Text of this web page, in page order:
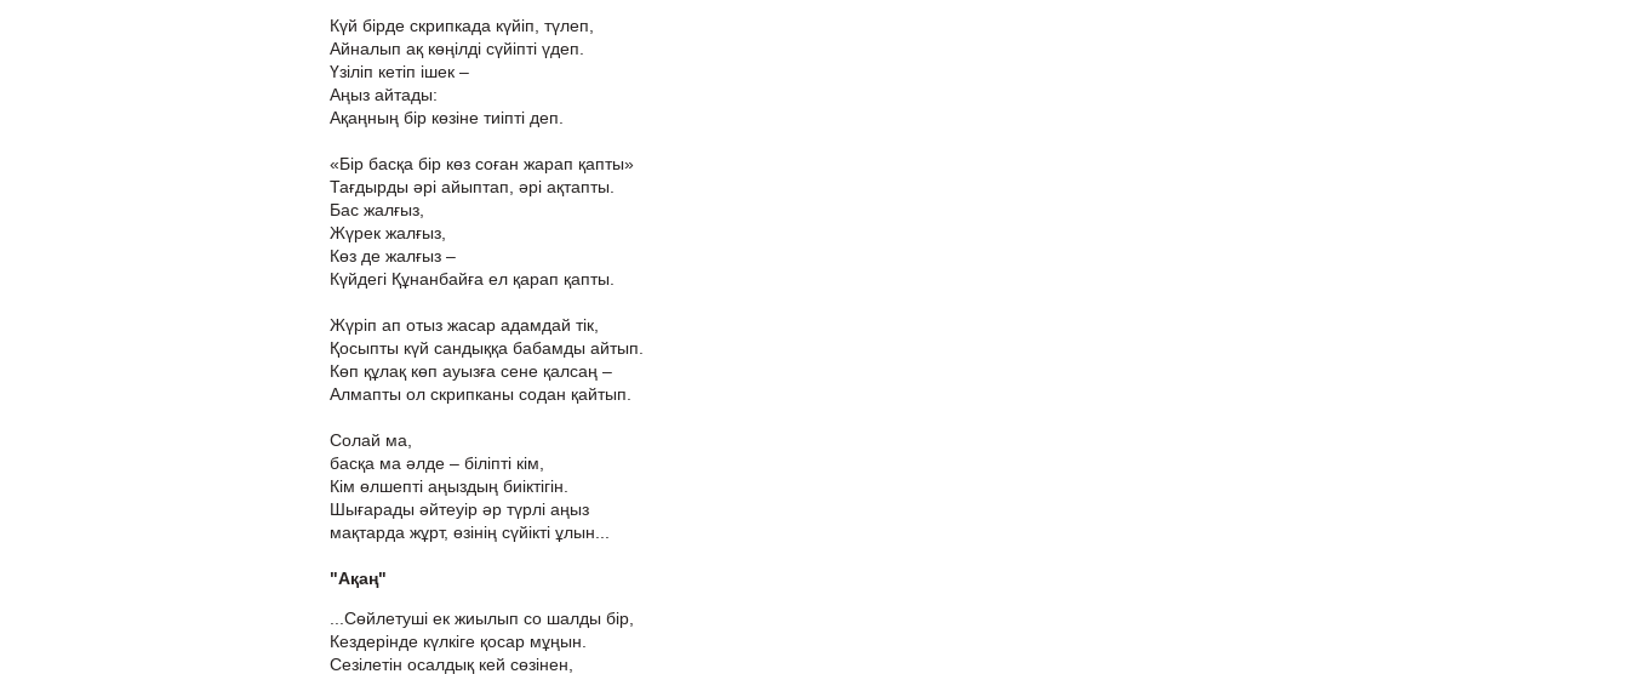
Күй бірде скрипкада күйіп, түлеп,
Айналып ақ көңілді сүйіпті үдеп.
Үзіліп кетіп ішек –
Аңыз айтады:
Ақаңның бір көзіне тиіпті деп.
«Бір басқа бір көз соған жарап қапты»
Тағдырды әрі айыптап, әрі ақтапты.
Бас жалғыз,
Жүрек жалғыз,
Көз де жалғыз –
Күйдегі Құнанбайға ел қарап қапты.
Жүріп ап отыз жасар адамдай тік,
Қосыпты күй сандыққа бабамды айтып.
Көп құлақ көп ауызға сене қалсаң –
Алмапты ол скрипканы содан қайтып.
Солай ма,
басқа ма әлде – біліпті кім,
Кім өлшепті аңыздың биіктігін.
Шығарады әйтеуір әр түрлі аңыз
мақтарда жұрт, өзінің сүйікті ұлын...
"Ақаң"
...Сөйлетуші ек жиылып со шалды бір,
Кездерінде күлкіге қосар мұңын.
Сезілетін осалдық кей сөзінен,